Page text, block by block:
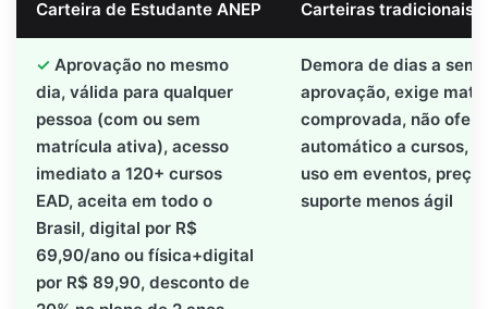
Carteira de Estudante ANEP Carteiras tradicionais
Aprovação no mesmo
dia, válida para qualquer
pessoa (com ou sem
matrícula ativa), acesso
imediato a 120+ cursos
EAD, aceita em todo o
Brasil, digital por R$
69,90/ano ou física+digital
por R$ 89,90, desconto de
Demora de dias a
aprovação, exige
comprovada, não
automático a cursos,
uso em eventos, preço
suporte menos ágil